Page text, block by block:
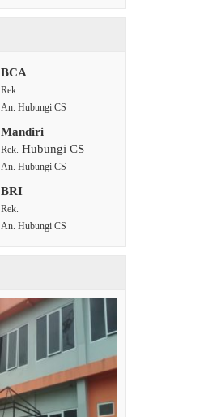
BCA
Rek.
An. Hubungi CS
Mandiri
Rek. Hubungi CS
An. Hubungi CS
BRI
Rek.
An. Hubungi CS